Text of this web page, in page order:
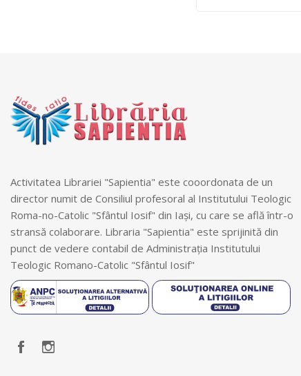
Activitatea Librariei "Sapientia" este cooordonata de un
director numit de Consiliul profesoral al Institutului Teologic
Roma-no-Catolic "Sfântul Iosif" din Iași, cu care se află într-o
stransă colaborare. Libraria "Sapientia" este sprijinită din
punct de vedere contabil de Administrația Institutului
Teologic Romano-Catolic "Sfântul Iosif"